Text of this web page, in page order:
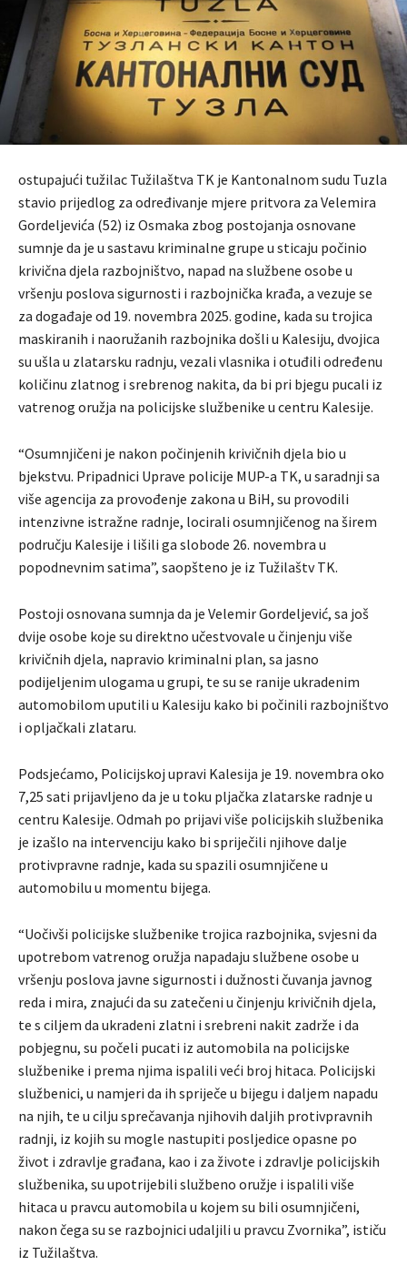
ostupajući tužilac Tužilaštva TK je Kantonalnom sudu Tuzla
stavio prijedlog za određivanje mjere pritvora za Velemira
Gordeljevića (52) iz Osmaka zbog postojanja osnovane
sumnje da je u sastavu kriminalne grupe u sticaju počinio
krivična djela razbojništvo, napad na službene osobe u
vršenju poslova sigurnosti i razbojnička krađa, a vezuje se
za događaje od 19. novembra 2025. godine, kada su trojica
maskiranih i naoružanih razbojnika došli u Kalesiju, dvojica
su ušla u zlatarsku radnju, vezali vlasnika i otuđili određenu
količinu zlatnog i srebrenog nakita, da bi pri bjegu pucali iz
vatrenog oružja na policijske službenike u centru Kalesije.
“Osumnjičeni je nakon počinjenih krivičnih djela bio u
bjekstvu. Pripadnici Uprave policije MUP-a TK, u saradnji sa
više agencija za provođenje zakona u BiH, su provodili
intenzivne istražne radnje, locirali osumnjičenog na širem
području Kalesije i lišili ga slobode 26. novembra u
popodnevnim satima”, saopšteno je iz Tužilaštv TK.
Postoji osnovana sumnja da je Velemir Gordeljević, sa još
dvije osobe koje su direktno učestvovale u činjenju više
krivičnih djela, napravio kriminalni plan, sa jasno
podijeljenim ulogama u grupi, te su se ranije ukradenim
automobilom uputili u Kalesiju kako bi počinili razbojništvo
i opljačkali zlataru.
Podsjećamo, Policijskoj upravi Kalesija je 19. novembra oko
7,25 sati prijavljeno da je u toku pljačka zlatarske radnje u
centru Kalesije. Odmah po prijavi više policijskih službenika
je izašlo na intervenciju kako bi spriječili njihove dalje
protivpravne radnje, kada su spazili osumnjičene u
automobilu u momentu bijega.
“Uočivši policijske službenike trojica razbojnika, svjesni da
upotrebom vatrenog oružja napadaju službene osobe u
vršenju poslova javne sigurnosti i dužnosti čuvanja javnog
reda i mira, znajući da su zatečeni u činjenju krivičnih djela,
te s ciljem da ukradeni zlatni i srebreni nakit zadrže i da
pobjegnu, su počeli pucati iz automobila na policijske
službenike i prema njima ispalili veći broj hitaca. Policijski
službenici, u namjeri da ih spriječe u bijegu i daljem napadu
na njih, te u cilju sprečavanja njihovih daljih protivpravnih
radnji, iz kojih su mogle nastupiti posljedice opasne po
život i zdravlje građana, kao i za živote i zdravlje policijskih
službenika, su upotrijebili službeno oružje i ispalili više
hitaca u pravcu automobila u kojem su bili osumnjičeni,
nakon čega su se razbojnici udaljili u pravcu Zvornika”, ističu
iz Tužilaštva.